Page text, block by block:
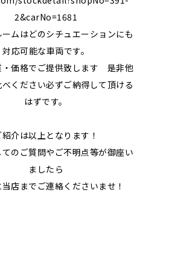
2&carNo=1681
ームはどのシチュエーションにも
対応可能な車両です。
・価格でご提供致します 是非他
ください必ずご納得して頂ける
はずです。
紹介は以上となります！
のご質問やご不明点等が御座い
ましたら
店までご連絡くださいませ！